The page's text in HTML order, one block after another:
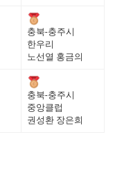
충북-충주시
한우리
노선열 홍금의
충북-충주시
중앙클럽
권성환 장은희